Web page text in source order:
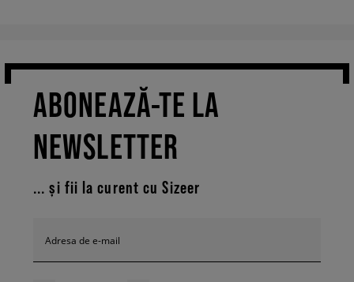
ABONEAZĂ-TE LA
NEWSLETTER
... și fii la curent cu Sizeer
Adresa de e-mail